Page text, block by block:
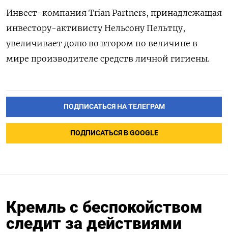
Инвест-компания Trian Partners, принадлежащая
инвестору-активисту Нельсону Пельтцу,
увеличивает долю во втором по величине в
мире производителе средств личной гигиены.
ПОДПИСАТЬСЯ НА ТЕЛЕГРАМ
ПОДПИСАТЬСЯ В GOOGLE
Кремль с беспокойством
следит за действиями